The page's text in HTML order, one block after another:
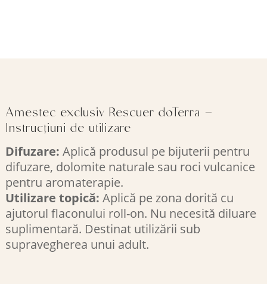
Amestec exclusiv Rescuer doTerra –
Instrucțiuni de utilizare
Difuzare: Aplică produsul pe bijuterii pentru
difuzare, dolomite naturale sau roci vulcanice
pentru aromaterapie.
Utilizare topică: Aplică pe zona dorită cu
ajutorul flaconului roll-on. Nu necesită diluare
suplimentară. Destinat utilizării sub
supravegherea unui adult.